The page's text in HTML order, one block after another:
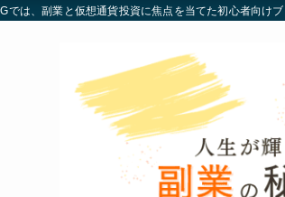
では、副業と仮想通貨投資に焦点を当てた初心者向